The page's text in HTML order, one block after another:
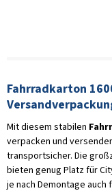
Fahrradkarton
Mit diesem stabilen
verpacken und
transportsicher. Die
bieten genug Platz für
je nach Demontage auch